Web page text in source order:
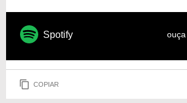
Spotify
COPIAR